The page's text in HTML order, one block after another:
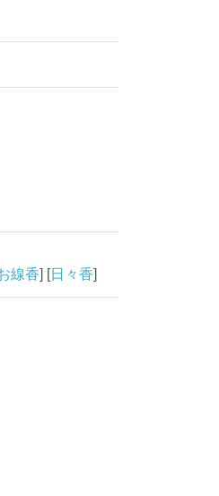
線香] [日々香]